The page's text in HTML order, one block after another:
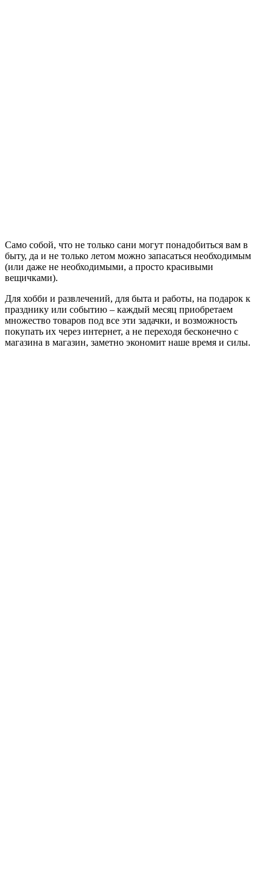
Само собой, что не только сани могут понадобиться вам в
быту, да и не только летом можно запасаться необходимым
(или даже не необходимыми, а просто красивыми
вещичками).
Для хобби и развлечений, для быта и работы, на подарок к
празднику или событию – каждый месяц приобретаем
множество товаров под все эти задачки, и возможность
покупать их через интернет, а не переходя бесконечно с
магазина в магазин, заметно экономит наше время и силы.